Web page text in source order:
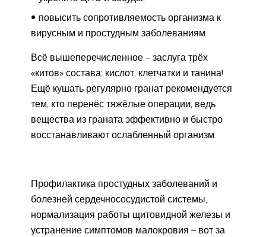
повысить сопротивляемость организма к
вирусным и простудным заболеваниям.
Всё вышеперечисленное – заслуга трёх
«китов» состава: кислот, клетчатки и танина!
Ещё кушать регулярно гранат рекомендуется
тем, кто перенёс тяжёлые операции, ведь
вещества из граната эффективно и быстро
восстанавливают ослабленный организм.
Профилактика простудных заболеваний и
болезней сердечнососудистой системы,
нормализация работы щитовидной железы и
устранение симптомов малокровия – вот за